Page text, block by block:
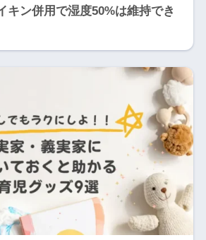
キン併用で湿度50%は維持でき